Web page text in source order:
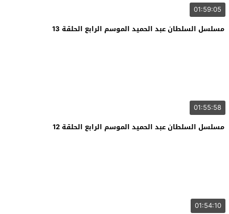
01:59:05
مسلسل السلطان عبد الحميد الموسم الرابع الحلقة 13
01:55:58
مسلسل السلطان عبد الحميد الموسم الرابع الحلقة 12
01:54:10